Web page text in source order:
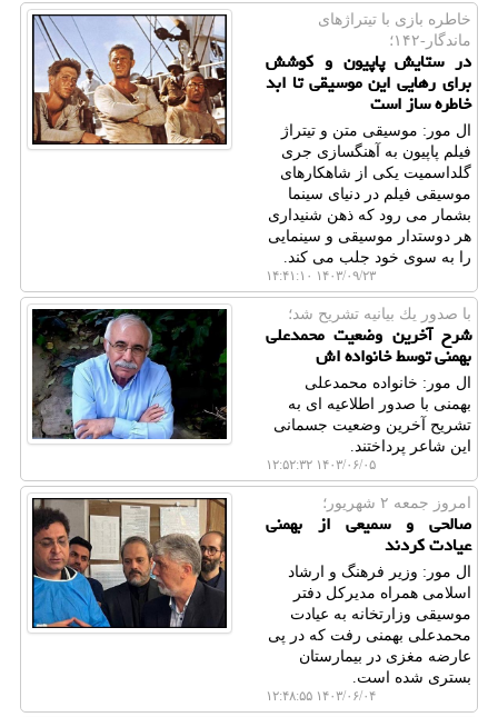
خاطره بازی با تیتراژهای
ماندگار-۱۴۲؛
در ستایش پاپیون و کوشش
برای رهایی این موسیقی تا ابد
خاطره ساز است
ال مور: موسیقی متن و تیتراژ
فیلم پاپیون به آهنگسازی جری
گلداسمیت یکی از شاهکارهای
موسیقی فیلم در دنیای سینما
بشمار می رود که ذهن شنیداری
هر دوستدار موسیقی و سینمایی
را به سوی خود جلب می کند.
۱۴۰۳/۰۹/۲۳ ۱۴:۴۱:۱۰
با صدور یك بیانیه تشریح شد؛
شرح آخرین وضعیت محمدعلی
بهمنی توسط خانواده اش
ال مور: خانواده محمدعلی
بهمنی با صدور اطلاعیه ای به
تشریح آخرین وضعیت جسمانی
این شاعر پرداختند.
۱۴۰۳/۰۶/۰۵ ۱۲:۵۲:۳۲
امروز جمعه ۲ شهریور؛
صالحی و سمیعی از بهمنی
عیادت کردند
ال مور: وزیر فرهنگ و ارشاد
اسلامی همراه مدیرکل دفتر
موسیقی وزارتخانه به عیادت
محمدعلی بهمنی رفت که در پی
عارضه مغزی در بیمارستان
بستری شده است.
۱۴۰۳/۰۶/۰۴ ۱۲:۴۸:۵۵